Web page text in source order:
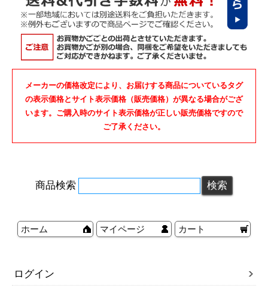
メーカーの価格改定により、お届けする商品についているタグ
の表示価格とサイト表示価格（販売価格）が異なる場合がござ
います。ご購入時のサイト表示価格が正しい販売価格ですので
ご了承ください。
商品検索
ホーム マイページ カート
ログイン